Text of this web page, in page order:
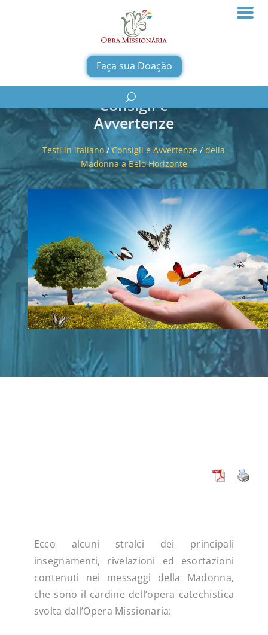
Faça sua Doação
Consigli e
Avvertenze
Testi in italiano /Consigli e Avvertenze /della
Madonna a Belo Horizonte
Ecco alcuni stralci dei principali
insegnamenti, rivelazioni ed esortazioni
contenuti nei messaggi della Madonna,
che sono il cardine dell’opera catechistica
svolta dall’Opera Missionaria: